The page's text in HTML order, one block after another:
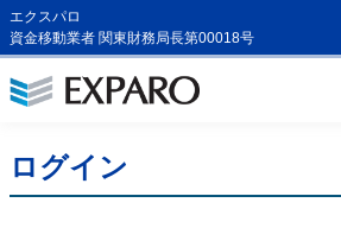
エクスパロ
資金移動業者 関東財務局長第00018号
ログイン